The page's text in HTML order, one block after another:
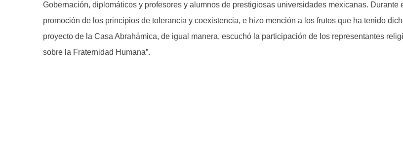
Gobernación, diplomáticos y profesores y alumnos de prestigiosas universidades mexicanas.
promoción de los principios de tolerancia y coexistencia, e hizo mención a los frutos que ha tenido
proyecto de la Casa Abrahámica, de igual manera, escuchó la participación de los representantes
sobre la Fraternidad Humana”.